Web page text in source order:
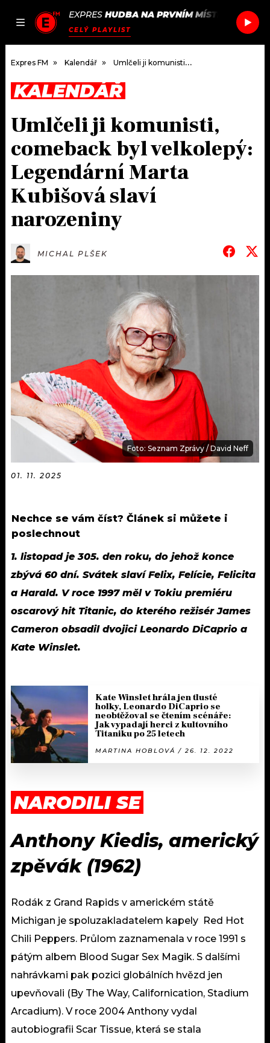
JAK
SEZNAM.CZ
EXPRES HUDBA NA PRVNÍM MÍSTĚ SUB
CELÝ PLAYLIST
DOMŮ
ČLÁNKY
HUDBA
ROZHOVORY
#NEBUDUDOMA
KALENDÁŘ
KULTURA
MIX
OSTATNÍ
PODCASTY
JAK NALADIT
RÁDIO
APLIKACE
SOUTĚŽE
Expres FM Kalendář Umlčeli ji komunisti, comeback byl velkolepý: Legendární Marta Kubišová slaví narozeniny
KALENDÁŘ
Umlčeli ji komunisti,
comeback byl velkolepý:
Legendární Marta
Kubišová slaví
narozeniny
MICHAL PLŠEK
Foto: Seznam Zprávy / David Neff
01. 11. 2025
Nechce se vám číst? Článek si můžete i
poslechnout
1. listopad je 305. den roku, do jehož konce
zbývá 60 dní. Svátek slaví Felix, Felície, Felicita
a Harald. V roce 1997 měl v Tokiu premiéru
oscarový hit Titanic, do kterého režisér James
Cameron obsadil dvojici Leonardo DiCaprio a
Kate Winslet.
Kate Winslet hrála jen tlusté
holky, Leonardo DiCaprio se
neobtěžoval se čtením scénáře:
Jak vypadají herci z kultovního
Titaniku po 25 letech
MARTINA HOBLOVÁ / 26. 12. 2022
NARODILI SE
Anthony Kiedis, americký
zpěvák (1962)
Rodák z Grand Rapids v americkém státě
Michigan je spoluzakladatelem kapely Red Hot
Chili Peppers. Průlom zaznamenala v roce 1991 s
pátým albem Blood Sugar Sex Magik. S dalšími
nahrávkami pak pozici globálních hvězd jen
upevňovali (By The Way, Californication, Stadium
Arcadium). V roce 2004 Anthony vydal
autobiografii Scar Tissue, která se stala